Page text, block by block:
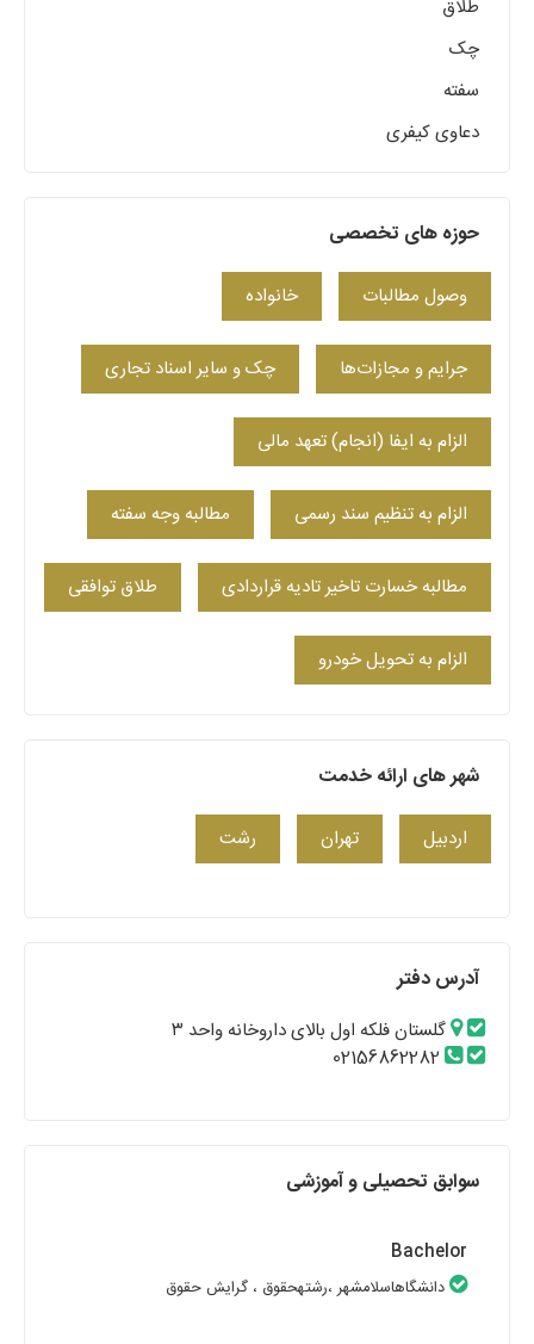
طلاق
چک
سفته
دعاوی کیفری
حوزه های تخصصی
وصول مطالبات خانواده
جرایم و مجازات‌ها چک و سایر اسناد تجاری
الزام به ایفا (انجام) تعهد مالی
الزام به تنظیم سند رسمی مطالبه وجه سفته
مطالبه خسارت تاخیر تادیه قراردادی طلاق توافقی
الزام به تحویل خودرو
شهر های ارائه خدمت
اردبیل تهران رشت
آدرس دفتر
گلستان فلکه اول بالای داروخانه واحد ۳
02156862282
سوابق تحصیلی و آموزشی
Bachelor
دانشگاهاسلامشهر ،رشتهحقوق ، گرایش حقوق